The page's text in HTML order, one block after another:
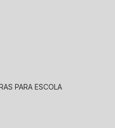
PARA ESCOLA